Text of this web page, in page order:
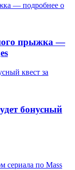
— подробнее о
прыжка —
квест за
бонусный
сериала по Mass